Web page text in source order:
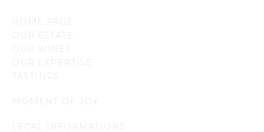
HOME PAGE
OUR ESTATE
OUR WINES
OUR EXPERTISE
TASTINGS
MOMENT OF JOY
LEGAL INFORMATIONS